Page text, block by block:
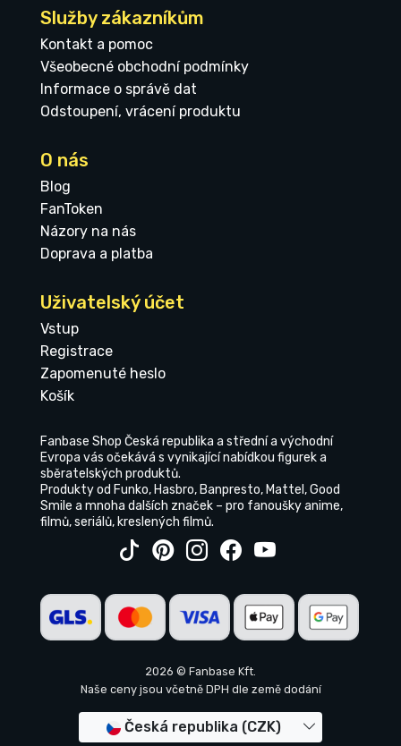
Služby zákazníkům
Kontakt a pomoc
Všeobecné obchodní podmínky
Informace o správě dat
Odstoupení, vrácení produktu
O nás
Blog
FanToken
Názory na nás
Doprava a platba
Uživatelský účet
Vstup
Registrace
Zapomenuté heslo
Košík
Fanbase Shop Česká republika a střední a východní
Evropa vás očekává s vynikající nabídkou figurek a
sběratelských produktů.
Produkty od Funko, Hasbro, Banpresto, Mattel, Good
Smile a mnoha dalších značek – pro fanoušky anime,
filmů, seriálů, kreslených filmů.
2026 © Fanbase Kft.
Naše ceny jsou včetně DPH dle země dodání
Česká republika (CZK)